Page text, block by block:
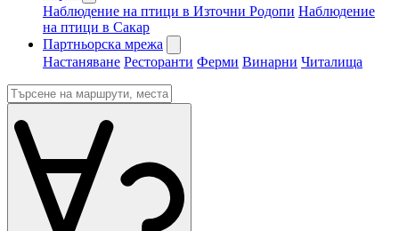
Наблюдение на птици в Източни Родопи Наблюдение
на птици в Сакар
Партньорска мрежа
Настаняване Ресторанти Ферми Винарни Читалища